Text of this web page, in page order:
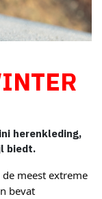
herenkleding,
biedt.
meest extreme
bevat